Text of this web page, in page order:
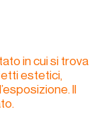
in cui si trova
estetici,
Il